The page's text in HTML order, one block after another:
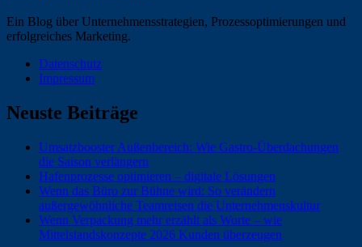
Ein Blog über Unternehmensstrategien, Prozessoptimierungen und
erfolgreiches Marketing.
Datenschutz
Impressum
Neuste Beiträge
Umsatzbooster Außenbereich: Wie Gastro-Überdachungen
die Saison verlängern
Hafenprozesse optimieren – digitale Lösungen
Wenn das Büro zur Bühne wird: So verändern
außergewöhnliche Teamreisen die Unternehmenskultur
Wenn Verpackung mehr erzählt als Worte – wie
Mittelstandskonzepte 2026 Kunden überzeugen